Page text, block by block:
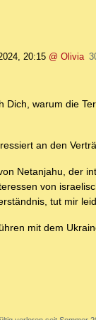
20:15 @ Olivia
Dich, warum die
an den
Netanjahu, der
von
tut mir
mit dem